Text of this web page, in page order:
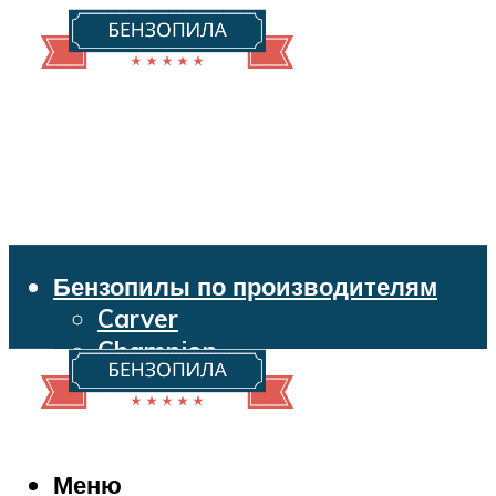
Бензопилы по производителям
Carver
Champion
Echo
Husqvarna
Makita
Меню